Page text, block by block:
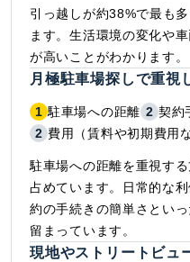
引っ越しが約38%で最も
ます。生活環境の変化や
が高いことがわかります。
月極駐車場探しで重視
1 駐車場への距離 2 契約
2 費用（賃料や初期費用
駐車場への距離を重視す
占めています。日常的な
約の手続きの簡単さとい
留まっています。
現地やストリートビュ